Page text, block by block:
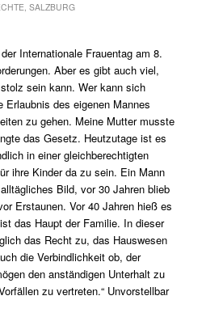
, SALZBURG
Internationale Frauentag am 8.
Aber es gibt auch viel,
sein kann. Wer kann sich
des eigenen Mannes
zu gehen. Meine Mutter musste
das Gesetz. Heutzutage ist es
in einer gleichberechtigten
ihre Kinder da zu sein. Ein Mann
Bild, vor 30 Jahren blieb
Erstaunen. Vor 40 Jahren hieß es
das Haupt der Familie. In dieser
das Recht zu, das Hauswesen
die Verbindlichkeit ob, der
den anständigen Unterhalt zu
zu vertreten.“ Unvorstellbar